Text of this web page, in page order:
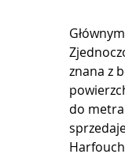
znana z
do